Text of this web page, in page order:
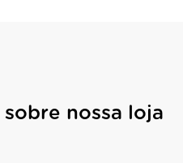
nossa loja